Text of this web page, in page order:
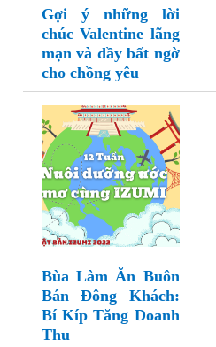
Gợi ý những lời
chúc Valentine lãng
mạn và đầy bất ngờ
cho chồng yêu
Bùa Làm Ăn Buôn
Bán Đông Khách:
Bí Kíp Tăng Doanh
Thu